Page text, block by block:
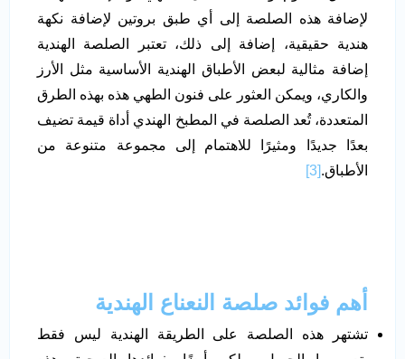
لإضافة هذه الصلصة إلى أي طبق بروتين لإضافة نكهة
هندية حقيقية، إضافة إلى ذلك، تعتبر الصلصة الهندية
إضافة مثالية لبعض الأطباق الهندية الأساسية مثل الأرز
والكاري، ويمكن العثور على فنون الطهي هذه بهذه الطرق
المتعددة، تُعد الصلصة في المطبخ الهندي أداة قيمة تضيف
بعدًا جديدًا ومثيرًا للاهتمام إلى مجموعة متنوعة من
الأطباق.[3]
أهم فوائد صلصة النعناع الهندية
تشتهر هذه الصلصة على الطريقة الهندية ليس فقط